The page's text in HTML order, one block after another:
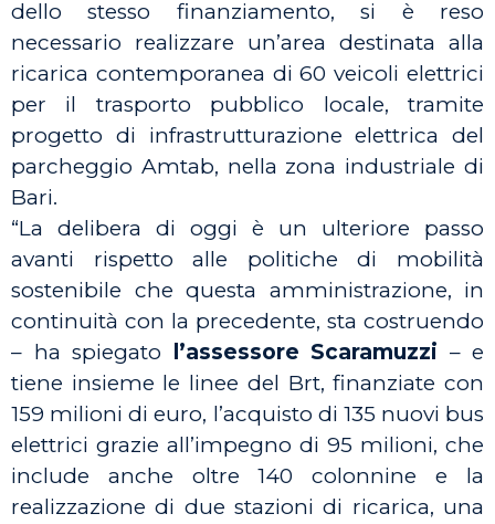
dello stesso finanziamento, si è reso
necessario realizzare un’area destinata alla
ricarica contemporanea di 60 veicoli elettrici
per il trasporto pubblico locale, tramite
progetto di infrastrutturazione elettrica del
parcheggio Amtab, nella zona industriale di
Bari.
“La delibera di oggi è un ulteriore passo
avanti rispetto alle politiche di mobilità
sostenibile che questa amministrazione, in
continuità con la precedente, sta costruendo
– ha spiegato
l’assessore Scaramuzzi – e
tiene insieme le linee del Brt, finanziate con
159 milioni di euro, l’acquisto di 135 nuovi bus
elettrici grazie all’impegno di 95 milioni, che
include anche oltre 140 colonnine e la
realizzazione di due stazioni di ricarica, una